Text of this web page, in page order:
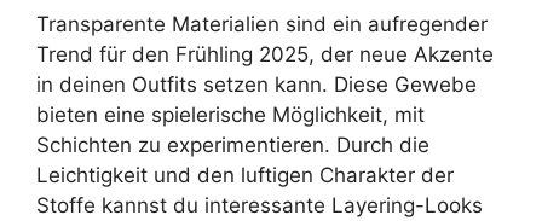
Transparente Materialien sind ein aufregender
Trend für den Frühling 2025, der neue Akzente
in deinen Outfits setzen kann. Diese Gewebe
bieten eine spielerische Möglichkeit, mit
Schichten zu experimentieren. Durch die
Leichtigkeit und den luftigen Charakter der
Stoffe kannst du interessante Layering-Looks